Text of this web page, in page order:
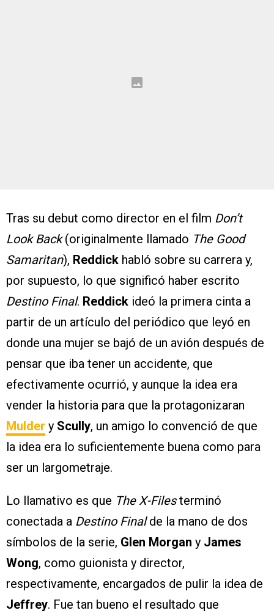
Tras su debut como director en el film Don’t
Look Back(originalmente llamado The Good
Samaritan), Reddick habló sobre su carrera y,
por supuesto, lo que significó haber escrito
Destino Final. Reddick ideó la primera cinta a
partir de un artículo del periódico que leyó en
donde una mujer se bajó de un avión después de
pensar que iba tener un accidente, que
efectivamente ocurrió, y aunque la idea era
vender la historia para que la protagonizaran
Mulder y Scully, un amigo lo convenció de que
la idea era lo suficientemente buena como para
ser un largometraje.
Lo llamativo es que The X-Filesterminó
conectada a Destino Finalde la mano de dos
símbolos de la serie, Glen Morgan y James
Wong, como guionista y director,
respectivamente, encargados de pulir la idea de
Jeffrey. Fue tan bueno el resultado que